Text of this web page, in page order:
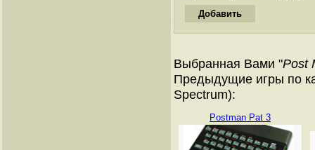
Выбранная Вами "Post
Предыдущие игры по
Spectrum):
Postman Pat 3